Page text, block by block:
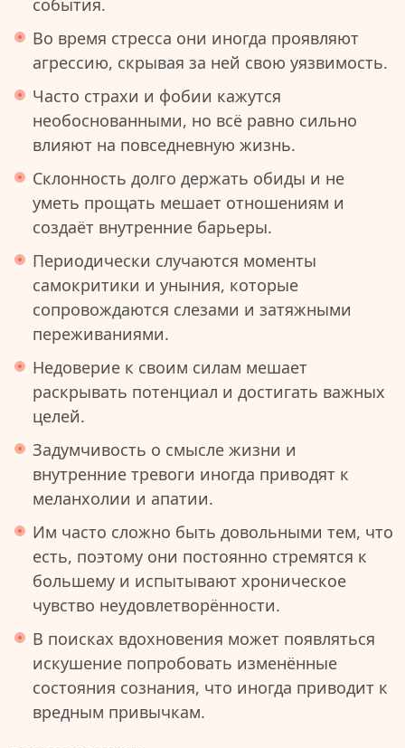
события.
Во время стресса они иногда проявляют
агрессию, скрывая за ней свою уязвимость.
Часто страхи и фобии кажутся
необоснованными, но всё равно сильно
влияют на повседневную жизнь.
Склонность долго держать обиды и не
уметь прощать мешает отношениям и
создаёт внутренние барьеры.
Периодически случаются моменты
самокритики и уныния, которые
сопровождаются слезами и затяжными
переживаниями.
Недоверие к своим силам мешает
раскрывать потенциал и достигать важных
целей.
Задумчивость о смысле жизни и
внутренние тревоги иногда приводят к
меланхолии и апатии.
Им часто сложно быть довольными тем, что
есть, поэтому они постоянно стремятся к
большему и испытывают хроническое
чувство неудовлетворённости.
В поисках вдохновения может появляться
искушение попробовать изменённые
состояния сознания, что иногда приводит к
вредным привычкам.